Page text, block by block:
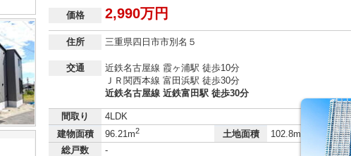
価格 2,990万円
住所 三重県四日市市別名５
交通
近鉄名古屋線 霞ヶ浦駅 徒歩10分
ＪＲ関西本線 富田浜駅 徒歩30分
近鉄名古屋線 近鉄富田駅 徒歩30分
間取り
4LDK
建物面積
96.21m2 土地面積 102.8m
総戸数 -